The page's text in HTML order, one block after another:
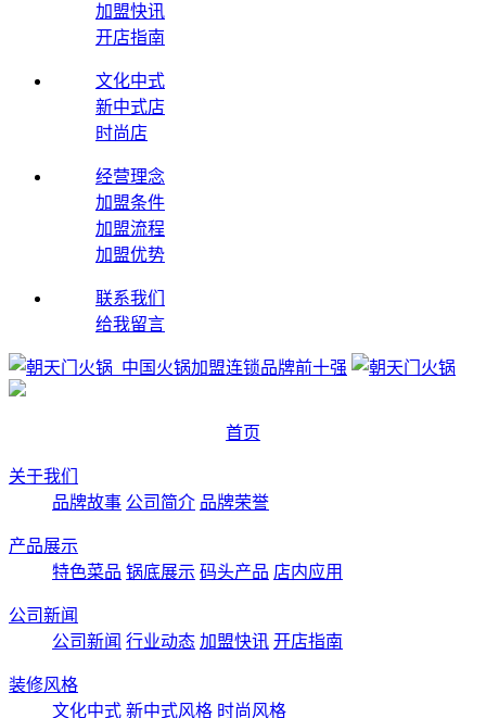
加盟快讯
开店指南
文化中式
新中式店
时尚店
经营理念
加盟条件
加盟流程
加盟优势
联系我们
给我留言
首页
关于我们
品牌故事 公司简介 品牌荣誉
产品展示
特色菜品 锅底展示 码头产品 店内应用
公司新闻
公司新闻 行业动态 加盟快讯 开店指南
装修风格
文化中式 新中式风格 时尚风格